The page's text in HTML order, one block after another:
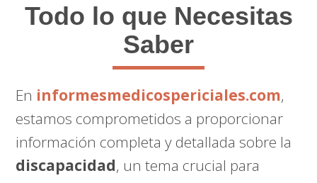
Todo lo que Necesitas
Saber
En informesmedicospericiales.com,
estamos comprometidos a proporcionar
información completa y detallada sobre la
discapacidad, un tema crucial para